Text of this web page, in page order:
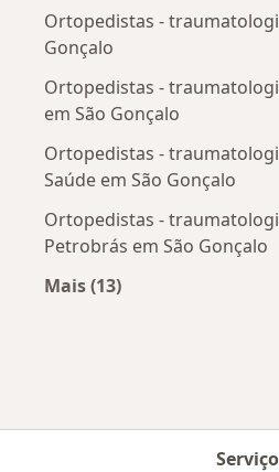
Ortopedistas -
Gonçalo
Ortopedistas -
em São Gonçalo
Ortopedistas -
Saúde em São Gonçalo
Ortopedistas -
Petrobrás em São Gonçalo
Mais (13)
Serviço